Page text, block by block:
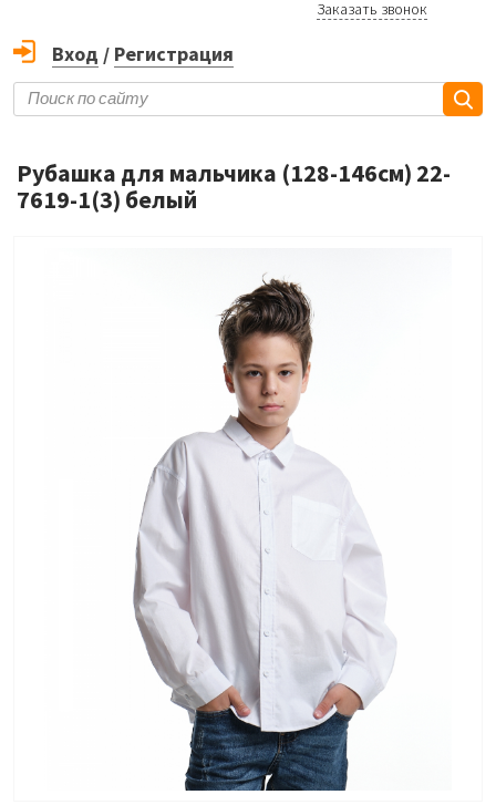
Заказать звонок
Вход / Регистрация
Рубашка для мальчика (128-146см) 22-
7619-1(3) белый